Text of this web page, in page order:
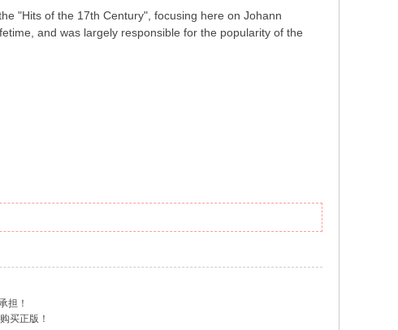
"Hits of the 17th Century", focusing here on Johann
and was largely responsible for the popularity of the
担！
买正版！